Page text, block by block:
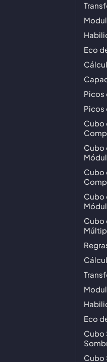
Eco
Picos
Picos
Cubo
Cubo
Cubo
Cubo
Cubo
Eco
Cubo
Cubo